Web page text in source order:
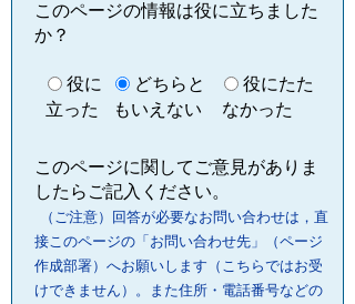
このページの情報は役に立ちました
か？
役に
立った
どちらと
もいえない
役にたた
なかった
このページに関してご意見がありま
したらご記入ください。
（ご注意）回答が必要なお問い合わせは，直
接このページの「お問い合わせ先」（ページ
作成部署）へお願いします（こちらではお受
けできません）。また住所・電話番号などの